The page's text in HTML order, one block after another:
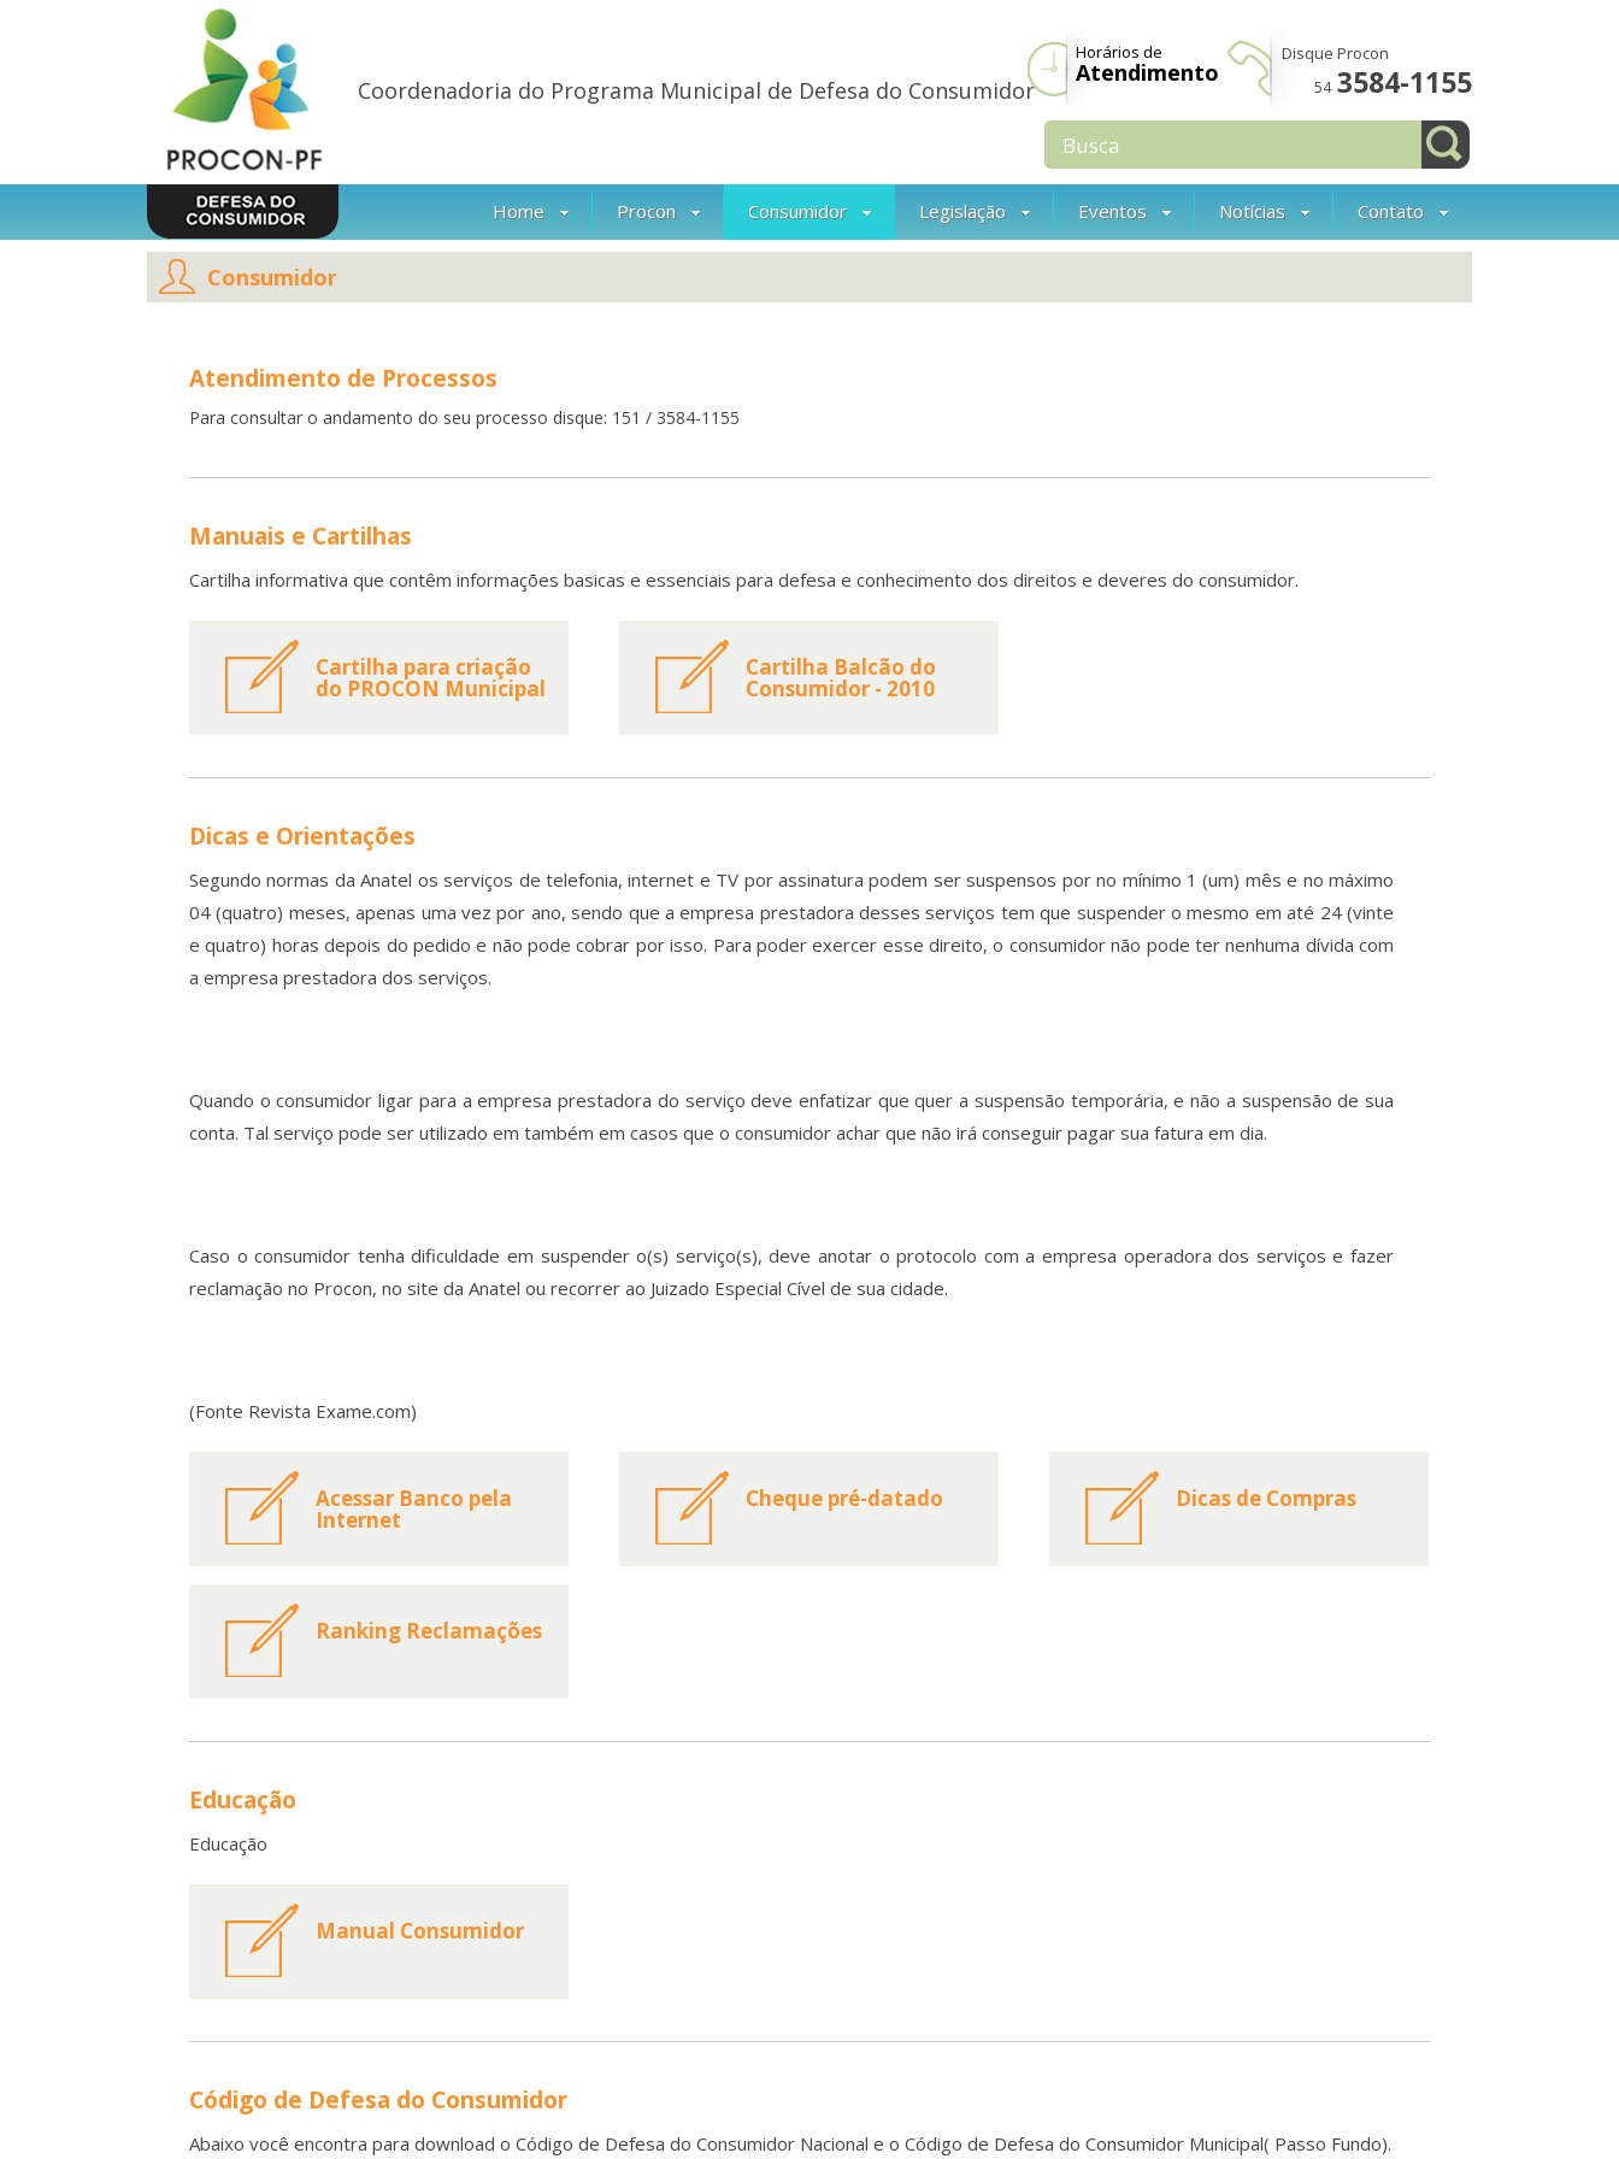
Coordenadoria do Programa Municipal de Defesa do Consumidor
Horários de
Atendimento
Disque Procon
54 3584-1155
Home Procon Consumidor Legislação Eventos Notícias Contato
Consumidor
Atendimento de Processos
Para consultar o andamento do seu processo disque: 151 / 3584-1155
Manuais e Cartilhas
Cartilha informativa que contêm informações basicas e essenciais para defesa e conhecimento dos direitos e deveres do consumidor.
Cartilha para criação
do PROCON Municipal
Cartilha Balcão do
Consumidor - 2010
Dicas e Orientações
Segundo normas da Anatel os serviços de telefonia, internet e TV por assinatura podem ser suspensos por no mínimo 1 (um) mês e no máximo
04 (quatro) meses, apenas uma vez por ano, sendo que a empresa prestadora desses serviços tem que suspender o mesmo em até 24 (vinte
e quatro) horas depois do pedido e não pode cobrar por isso. Para poder exercer esse direito, o consumidor não pode ter nenhuma dívida com
a empresa prestadora dos serviços.
Quando o consumidor ligar para a empresa prestadora do serviço deve enfatizar que quer a suspensão temporária, e não a suspensão de sua
conta. Tal serviço pode ser utilizado em também em casos que o consumidor achar que não irá conseguir pagar sua fatura em dia.
Caso o consumidor tenha dificuldade em suspender o(s) serviço(s), deve anotar o protocolo com a empresa operadora dos serviços e fazer
reclamação no Procon, no site da Anatel ou recorrer ao Juizado Especial Cível de sua cidade.
(Fonte Revista Exame.com)
Acessar Banco pela
Internet
Cheque pré-datado Dicas de Compras
Ranking Reclamações
Educação
Educação
Manual Consumidor
Código de Defesa do Consumidor
Abaixo você encontra para download o Código de Defesa do Consumidor Nacional e o Código de Defesa do Consumidor Municipal( Passo Fundo).